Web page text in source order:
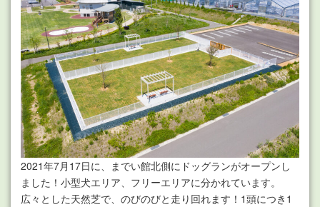
2021年7月17日に、までい館北側にドッグランがオープンし
ました！小型犬エリア、フリーエリアに分かれています。
広々とした天然芝で、のびのびと走り回れます！1頭につき1